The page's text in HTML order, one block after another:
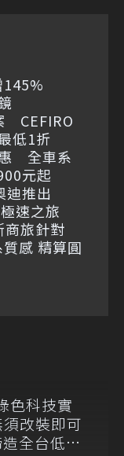
145%
CEFIRO
低1折
全車系
元起
迪推出
速之旅
商旅針對
感 精算圓
色科技實
改裝即可
全台低碳